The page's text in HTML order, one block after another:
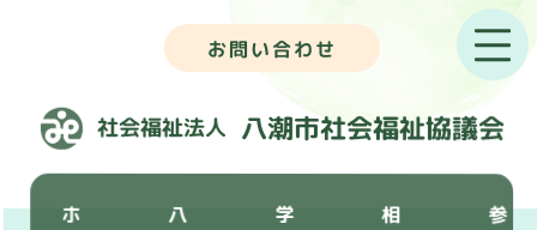
お問い合わせ
ホ
八
学 相 参